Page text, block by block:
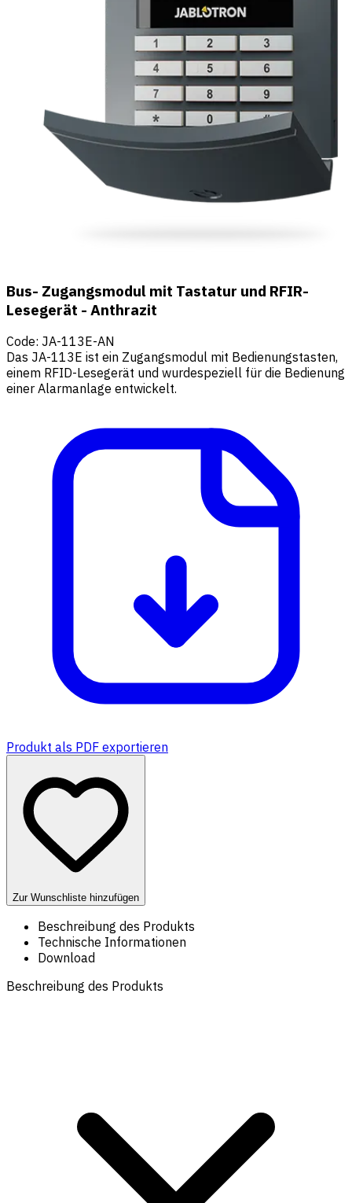
Bus- Zugangsmodul mit Tastatur und RFIR-
Lesegerät - Anthrazit
Code: JA-113E-AN
Das JA-113E ist ein Zugangsmodul mit Bedienungstasten,
einem RFID-Lesegerät und wurdespeziell für die Bedienung
einer Alarmanlage entwickelt.
Produkt als PDF exportieren
Zur Wunschliste hinzufügen
Beschreibung des Produkts
Technische Informationen
Download
Beschreibung des Produkts